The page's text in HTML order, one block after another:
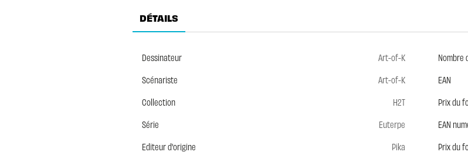
DÉTAILS
Dessinateur
Art-of-K
Scénariste
Art-of-K
Collection
H2T
Série
Euterpe
Editeur d'origine
Pika
Nombre
EAN
Prix du
EAN
Prix du